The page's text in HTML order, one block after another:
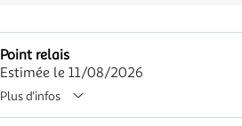
Point relais
Estimée le 11/08/2026
Plus d'infos